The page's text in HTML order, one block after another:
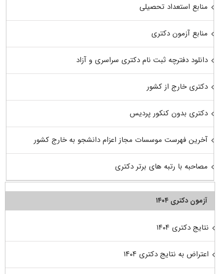
منابع استعداد تحصیلی
منابع آزمون دکتری
دانلود دفترچه ثبت نام دکتری سراسری و آزاد
دکتری خارج از کشور
دکتری بدون کنکور پردیس
آخرین فهرست موسسات مجاز اعزام دانشجو به خارج کشور
مصاحبه با رتبه های برتر دکتری
آزمون دکتری ۱۴۰۴
نتایج دکتری ۱۴۰۴
اعتراض به نتایج دکتری ۱۴۰۴